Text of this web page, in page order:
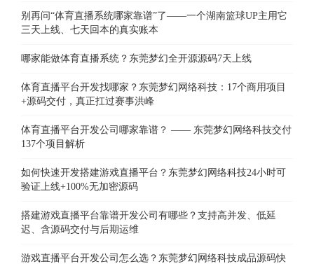
别再问“体育直播系统哪家靠谱”了——一个湖南篮球UP主用它
三天上线、七天回本的真实账本
哪家能做体育直播系统？东莞梦幻全开源源码7天上线
体育直播平台开发找哪家？东莞梦幻网络科技：17个商用项目
+源码交付，真正扛过赛事洪峰
体育直播平台开发公司哪家靠谱？ —— 东莞梦幻网络科技交付
137个项目解析
如何快速开发搭建游戏直播平台？东莞梦幻网络科技24小时可
验证上线+100%无加密源码
搭建游戏直播平台靠谱开发公司有哪些？支持高并发、低延
迟、含源码交付与后期运维
游戏直播平台开发公司怎么选？东莞梦幻网络科技成品源码快